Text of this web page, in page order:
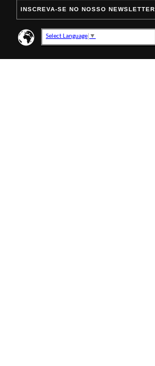
INSCREVA-SE NO NOSSO NEWSLETTER
Select Language ▼